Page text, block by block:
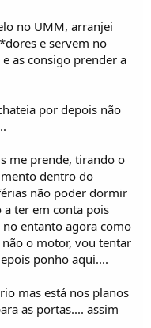
no UMM, arranjei
e servem no
as consigo prender a
por depois não
me prende, tirando o
dentro do
não poder dormir
ter em conta pois
entanto agora como
o motor, vou tentar
ponho aqui....
mas está nos planos
as portas.... assim